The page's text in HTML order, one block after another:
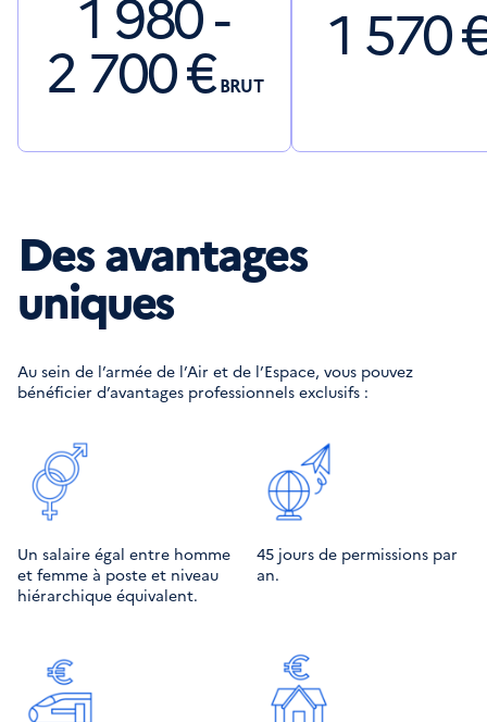
2 700€ BRUT
1 570
Des avantages
uniques
Au sein de l’armée de l’Air et de l’Espace, vous pouvez
bénéficier d’avantages professionnels exclusifs :
Un salaire égal entre homme
et femme à poste et niveau
hiérarchique équivalent.
45 jours de permissions par
an.